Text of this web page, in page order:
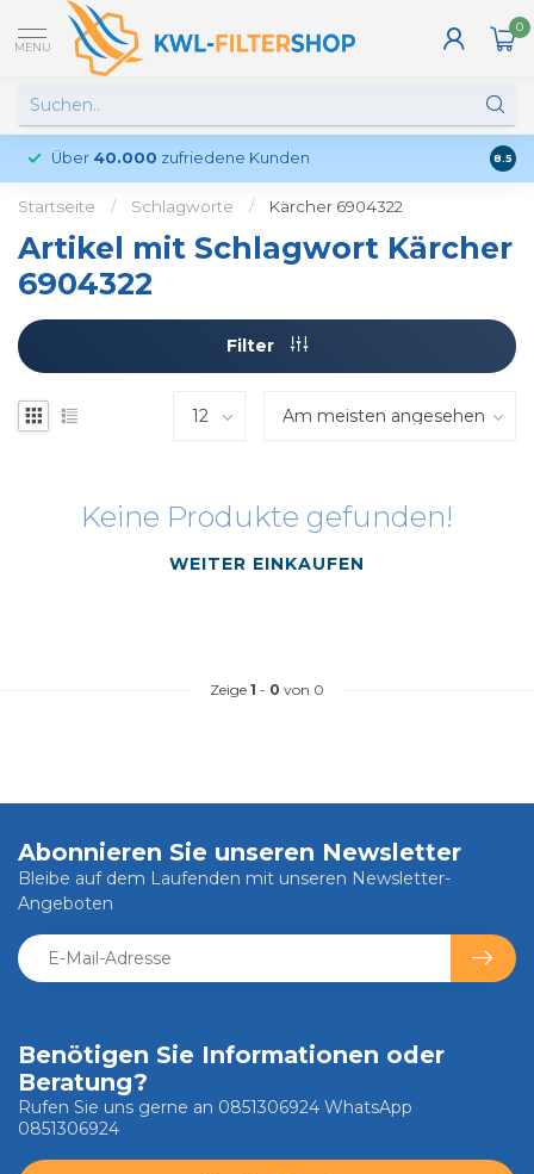
MENU
0
Über 40.000 zufriedene Kunden 8.5
Startseite / Schlagworte / Kärcher 6904322
Artikel mit Schlagwort Kärcher
6904322
Filter
Keine Produkte gefunden!
WEITER EINKAUFEN
Zeige 1 - 0 von 0
Benötigen Sie Informationen oder
Beratung?
Rufen Sie uns gerne an 0851306924 WhatsApp
0851306924
Abonnieren Sie unseren Newsletter
Bleibe auf dem Laufenden mit unseren Newsletter-
Angeboten